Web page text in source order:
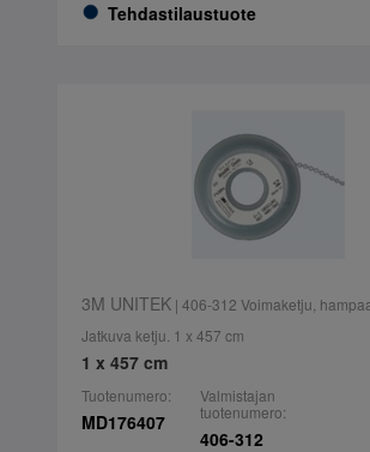
Tehdastilaustuote
3M UNITEK| 406-312 Voimaketju,
Jatkuva ketju. 1 x 457 cm
1 x 457 cm
Tuotenumero:
MD176407
Valmistajan
tuotenumero:
406-312